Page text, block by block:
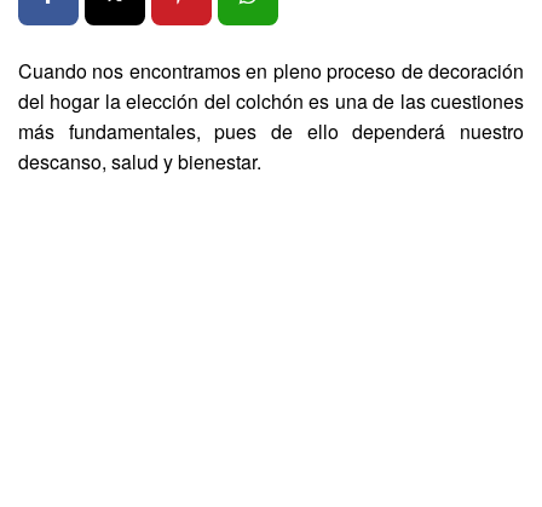
Cuando nos encontramos en pleno proceso de decoración
del hogar la elección del colchón es una de las cuestiones
más fundamentales, pues de ello dependerá nuestro
descanso, salud y bienestar.